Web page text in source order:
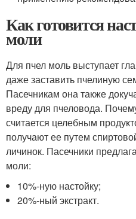
Как готовится
моли
Для пчел моль выступает
даже заставить пчелиную
Пасечникам она также
вреду для пчеловода.
считается целебным
получают ее путем
личинок. Пасечники
моли:
10%-ную настойку;
20%-ный экстракт.